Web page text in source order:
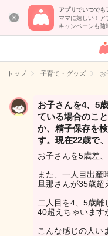
アプリでいつでも
ママに嬉しい！ア
キャンペーンも随
トップ 子育て・グッズ お
お子さんを4、5
ている場合のこ
か、精子保存を
す。現在22歳で
お子さんを5歳差
また、一人目出産
旦那さんが35歳超
二人目を4、5歳離
40超えちゃいます
こんな感じの人い